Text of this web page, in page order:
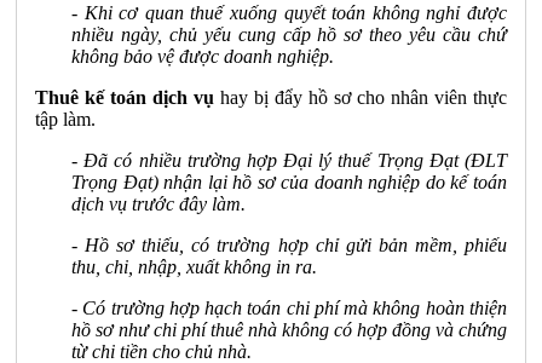
- Khi cơ quan thuế xuống quyết toán không nghỉ được
nhiều ngày, chủ yếu cung cấp hồ sơ theo yêu cầu chứ
không bảo vệ được doanh nghiệp.
Thuê kế toán dịch vụ hay bị đẩy hồ sơ cho nhân viên thực
tập làm.
- Đã có nhiều trường hợp Đại lý thuế Trọng Đạt (ĐLT
Trọng Đạt) nhận lại hồ sơ của doanh nghiệp do kế toán
dịch vụ trước đây làm.
- Hồ sơ thiếu, có trường hợp chỉ gửi bản mềm, phiếu
thu, chi, nhập, xuất không in ra.
- Có trường hợp hạch toán chi phí mà không hoàn thiện
hồ sơ như chi phí thuê nhà không có hợp đồng và chứng
từ chi tiền cho chủ nhà.